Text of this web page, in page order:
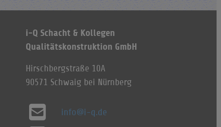
i-Q Schacht & Kollegen
Qualitätskonstruktion GmbH
Hirschbergstraße 10A
90571 Schwaig bei Nürnberg
info@i-q.de